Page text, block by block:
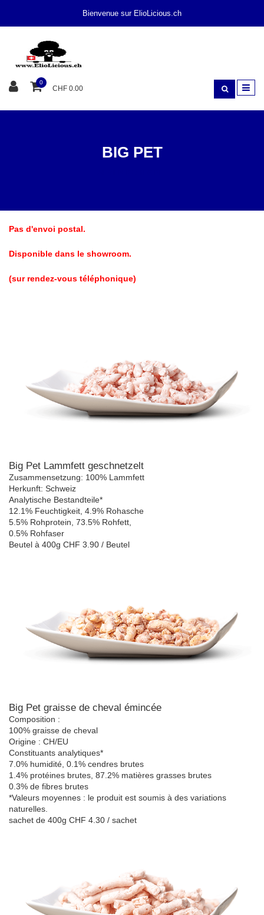
Bienvenue sur ElioLicious.ch
0
CHF 0.00
BIG PET
Pas d'envoi postal.
Disponible dans le showroom.
(sur rendez-vous téléphonique)
Big Pet Lammfett geschnetzelt
Zusammensetzung: 100% Lammfett
Herkunft: Schweiz
Analytische Bestandteile*
12.1% Feuchtigkeit, 4.9% Rohasche
5.5% Rohprotein, 73.5% Rohfett,
0.5% Rohfaser
Beutel à 400g CHF 3.90 / Beutel
Big Pet graisse de cheval émincée
Composition :
100% graisse de cheval
Origine : CH/EU
Constituants analytiques*
7.0% humidité, 0.1% cendres brutes
1.4% protéines brutes, 87.2% matières grasses brutes
0.3% de fibres brutes
*Valeurs moyennes : le produit est soumis à des variations
naturelles.
sachet de 400g CHF 4.30 / sachet